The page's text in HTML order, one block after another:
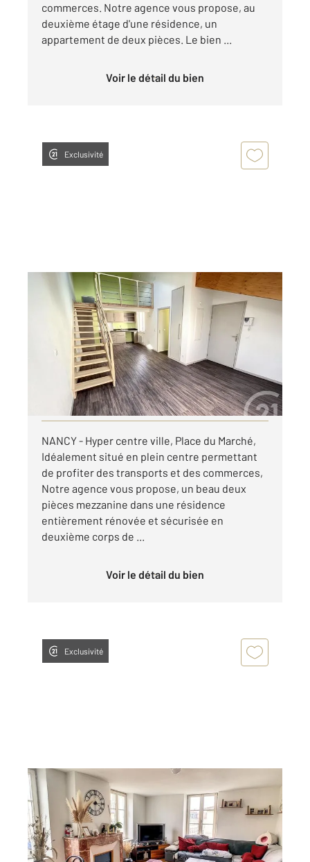
commerces. Notre agence vous propose, au
deuxième étage d'une résidence, un
appartement de deux pièces. Le bien ...
Voir le détail du bien
Exclusivité
NANCY 54
38,91 m2, 2 pièces
Ref : 122021
Appartement F2 à louer
595 €
par mois charges comprises
Visiter le site dédié
NANCY - Hyper centre ville, Place du Marché,
Idéalement situé en plein centre permettant
de profiter des transports et des commerces,
Notre agence vous propose, un beau deux
pièces mezzanine dans une résidence
entièrement rénovée et sécurisée en
deuxième corps de ...
Voir le détail du bien
Exclusivité
NANCY 54
56 m
2, 2 pièces
Ref : 121985
Appartement F2 à louer